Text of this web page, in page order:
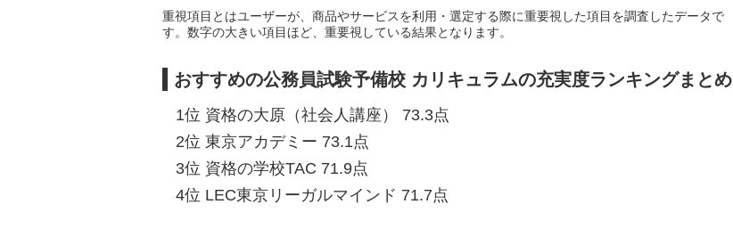
重視項目とはユーザーが、商品やサービスを利用・選定する際に重要視した項目を調査したデータで
す。数字の大きい項目ほど、重要視している結果となります。
おすすめの公務員試験予備校 カリキュラムの充実度ランキングまとめ
1位 資格の大原（社会人講座） 73.3点
2位 東京アカデミー 73.1点
3位 資格の学校TAC 71.9点
4位 LEC東京リーガルマインド 71.7点